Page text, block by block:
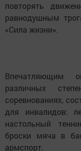
повторять
равнодушным
«Сила жизни».
Впечатляющим
различных
соревнованиях,
для инвалидов:
настольный
броски мяча в
армспорт.